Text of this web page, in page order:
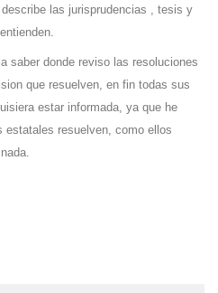
describe las jurisprudencias , tesis y
saber donde reviso las resoluciones
que resuelven, en fin todas sus
estar informada, ya que he
estatales resuelven, como ellos